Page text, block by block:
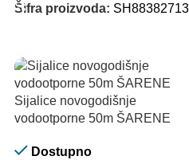
Šifra proizvoda: SH88382713
Sijalice novogodišnje
vodootporne 50m ŠARENE
Dostupno